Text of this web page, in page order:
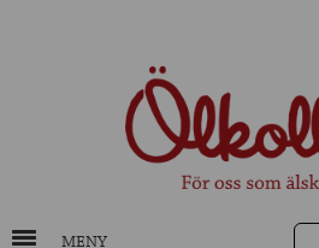
MENY